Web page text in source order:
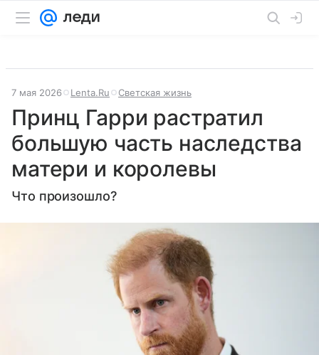
7 мая 2026 Lenta.Ru Светская жизнь
Принц Гарри растратил
большую часть наследства
матери и королевы
Что произошло?